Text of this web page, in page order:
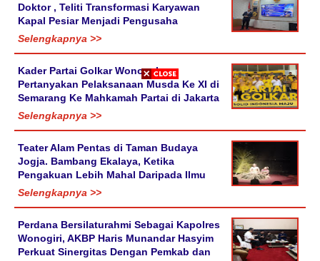
Doktor , Teliti Transformasi Karyawan
Kapal Pesiar Menjadi Pengusaha
Selengkapnya >>
Kader Partai Golkar Wonosobo
Pertanyakan Pelaksanaan Musda Ke XI di
Semarang Ke Mahkamah Partai di Jakarta
Selengkapnya >>
Teater Alam Pentas di Taman Budaya
Jogja. Bambang Ekalaya, Ketika
Pengakuan Lebih Mahal Daripada Ilmu
Selengkapnya >>
Perdana Bersilaturahmi Sebagai Kapolres
Wonogiri, AKBP Haris Munandar Hasyim
Perkuat Sinergitas Dengan Pemkab dan